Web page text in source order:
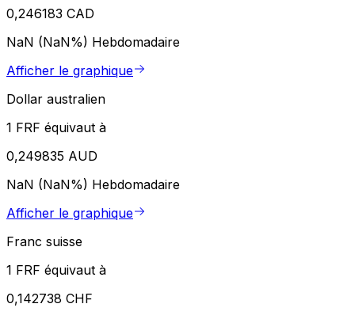
0,246183 CAD
NaN (NaN%) Hebdomadaire
Afficher le graphique
Dollar australien
1 FRF équivaut à
0,249835 AUD
NaN (NaN%) Hebdomadaire
Afficher le graphique
Franc suisse
1 FRF équivaut à
0,142738 CHF